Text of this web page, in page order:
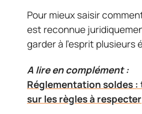
Pour mieux saisir
est reconnue
garder à l’esprit plusieurs
A lire en complément :
Réglementation soldes
sur les règles à respecter